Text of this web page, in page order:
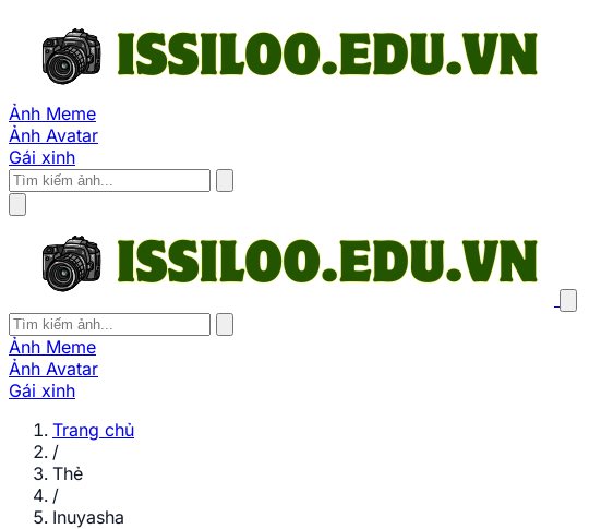
Ảnh Meme
Ảnh Avatar
Gái xinh
Ảnh Meme
Ảnh Avatar
Gái xinh
Trang chủ
/
Thẻ
/
Inuyasha